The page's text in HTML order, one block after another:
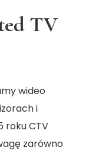
TV
wideo
i
roku CTV
zarówno